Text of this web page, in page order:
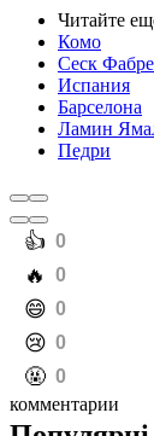
Читайте
Комо
Сеск
Испания
Барселона
Ламин
Педри
️👍 0
️🔥 0
️😄 0
️😢 0
️🤬 0
комментарии